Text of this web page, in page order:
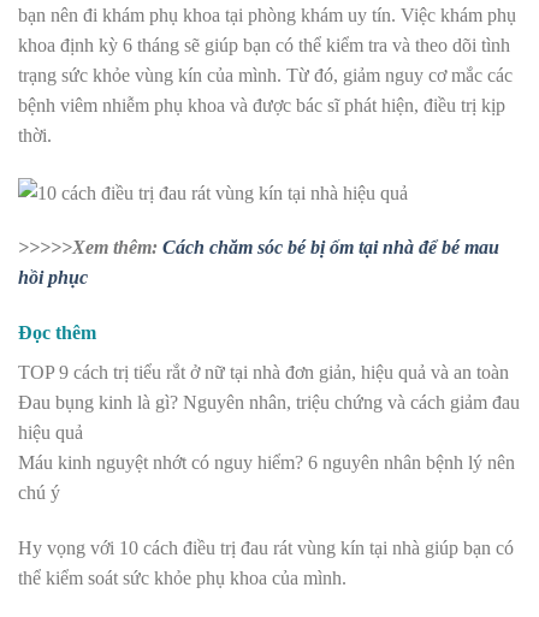
bạn nên đi khám phụ khoa tại phòng khám uy tín. Việc khám phụ
khoa định kỳ 6 tháng sẽ giúp bạn có thể kiểm tra và theo dõi tình
trạng sức khỏe vùng kín của mình. Từ đó, giảm nguy cơ mắc các
bệnh viêm nhiễm phụ khoa và được bác sĩ phát hiện, điều trị kịp
thời.
>>>>>Xem thêm: Cách chăm sóc bé bị ốm tại nhà để bé mau
hồi phục
Đọc thêm
TOP 9 cách trị tiểu rắt ở nữ tại nhà đơn giản, hiệu quả và an toàn
Đau bụng kinh là gì? Nguyên nhân, triệu chứng và cách giảm đau
hiệu quả
Máu kinh nguyệt nhớt có nguy hiểm? 6 nguyên nhân bệnh lý nên
chú ý
Hy vọng với 10 cách điều trị đau rát vùng kín tại nhà giúp bạn có
thể kiểm soát sức khỏe phụ khoa của mình.